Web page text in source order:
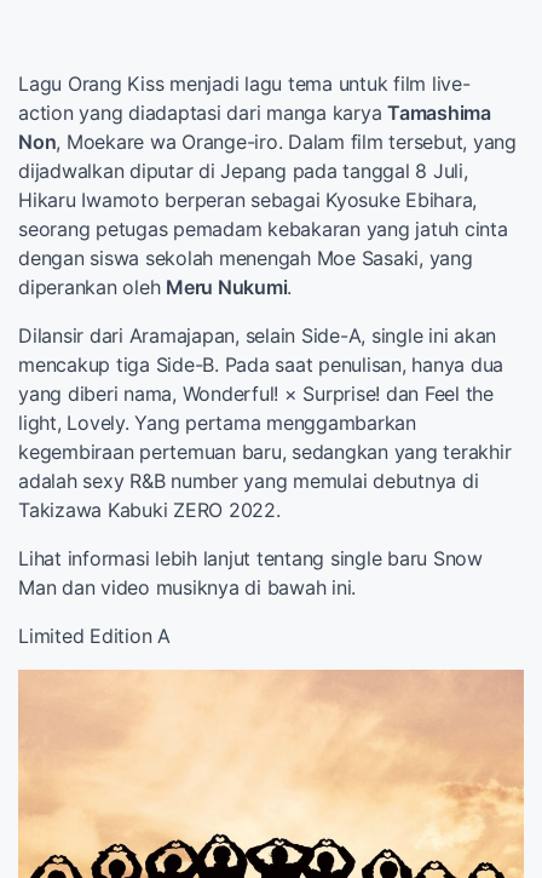
Lagu Orang Kiss menjadi lagu tema untuk film live-
action yang diadaptasi dari manga karya Tamashima
Non, Moekare wa Orange-iro. Dalam film tersebut, yang
dijadwalkan diputar di Jepang pada tanggal 8 Juli,
Hikaru Iwamoto berperan sebagai Kyosuke Ebihara,
seorang petugas pemadam kebakaran yang jatuh cinta
dengan siswa sekolah menengah Moe Sasaki, yang
diperankan oleh Meru Nukumi.
Dilansir dari Aramajapan, selain Side-A, single ini akan
mencakup tiga Side-B. Pada saat penulisan, hanya dua
yang diberi nama, Wonderful! × Surprise! dan Feel the
light, Lovely. Yang pertama menggambarkan
kegembiraan pertemuan baru, sedangkan yang terakhir
adalah sexy R&B number yang memulai debutnya di
Takizawa Kabuki ZERO 2022.
Lihat informasi lebih lanjut tentang single baru Snow
Man dan video musiknya di bawah ini.
Limited Edition A